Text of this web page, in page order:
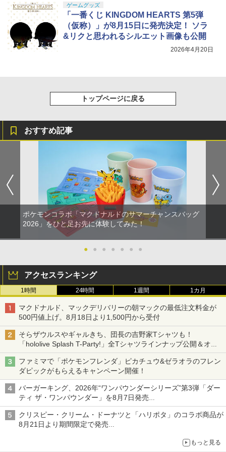
ゲームグッズ
「一番くじ KINGDOM HEARTS 第5弾
（仮称）」が8月15日に発売決定！ ソラ
&リクと思われるシルエット画像も公開
2026年4月20日
トップページに戻る
おすすめ記事
ポケモンコラボ「マクドナルドのサマーチャンスバッグ
2026」をひと足お先に体験してみた！
● ● ● ● ● ● ●
アクセスランキング
1時間 24時間 1週間 1カ月
マクドナルド、マックデリバリーの朝マックの最低注文料金が
500円値上げ。8月18日より1,500円から受付
そらザウルスやギャルきち、団長の吉野家Tシャツも！
「hololive Splash T-Party!」全Tシャツラインナップ公開＆オン
ライン販売開始
ファミマで「ポケモンフレンダ」ピカチュウ&ゼラオラのフレン
ダピックがもらえるキャンペーン開催！
バーガーキング、2026年“ワンパウンダーシリーズ”第3弾「ダー
ティ ザ・ワンパウンダー」を8月7日発売
「特製ガーリックマヨソース」を使用した超大型チーズバーガー
クリスピー・クリーム・ドーナツと「ハリポタ」のコラボ商品が
8月21日より期間限定で発売
もっと見る